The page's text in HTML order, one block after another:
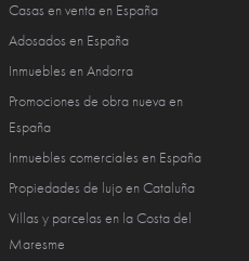
Casas en venta en España
Adosados en España
Inmuebles en Andorra
Promociones de obra nueva en
España
Inmuebles comerciales en España
Propiedades de lujo en Cataluña
Villas y parcelas en la Costa del
Maresme